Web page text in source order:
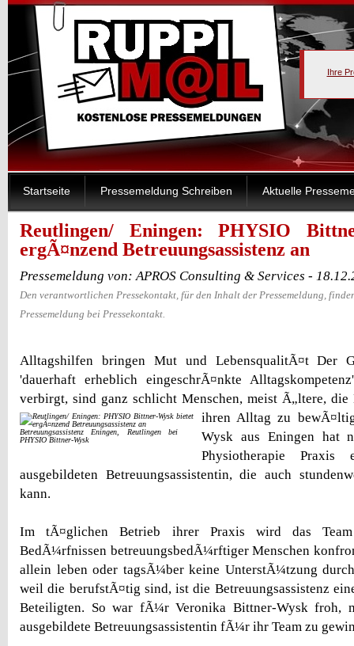
Ihre
Startseite Pressemeldung Schreiben Aktuelle
Reutlingen/ Eningen: PHYSIO
ergÃ¤nzend Betreuungsassistenz an
Pressemeldung von: APROS Consulting & Services -
Den verantwortlichen Pressekontakt, für den Inhalt der Pressemeldung,
Pressemeldung bei Pressekontakt.
Alltagshilfen bringen Mut und LebensqualitÃ¤t Der
'dauerhaft erheblich eingeschrÃ¤nkte
verbirgt, sind ganz schlicht Menschen, meist Ã„ltere,
ihren Alltag zu
Betreuungsassistenz Eningen, Reutlingen bei
PHYSIO Bittner-Wysk
Wysk aus Eningen hat
Physiotherapie
ausgebildeten Betreuungsassistentin, die auch
kann.
Im tÃ¤glichen Betrieb ihrer Praxis wird das
BedÃ¼rfnissen betreuungsbedÃ¼rftiger Menschen
allein leben oder tagsÃ¼ber keine UnterstÃ¼tzung
weil die berufstÃ¤tig sind, ist die Betreuungsassistenz
Beteiligten. So war fÃ¼r Veronika Bittner-Wysk froh,
ausgebildete Betreuungsassistentin fÃ¼r ihr Team zu